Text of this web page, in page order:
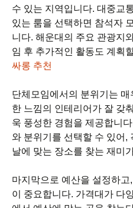
수 있는 지역입니다. 대중교
있는 룸을 선택하면 참석자
니다. 해운대의 주요 관광지
임 후 추가적인 활동도 계획
싸롱 추천
단체모임에서의 분위기는
한 느낌의 인테리어가 잘 갖
욱 풍성한 경험을 제공합니
와 분위기를 선택할 수 있어,
날에 맞는 장소를 찾는 재미
마지막으로 예산을 설정하
이 중요합니다. 가격대가 다